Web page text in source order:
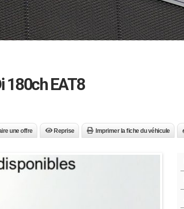
180ch EAT8
une offre Reprise Imprimer la fiche du véhicule